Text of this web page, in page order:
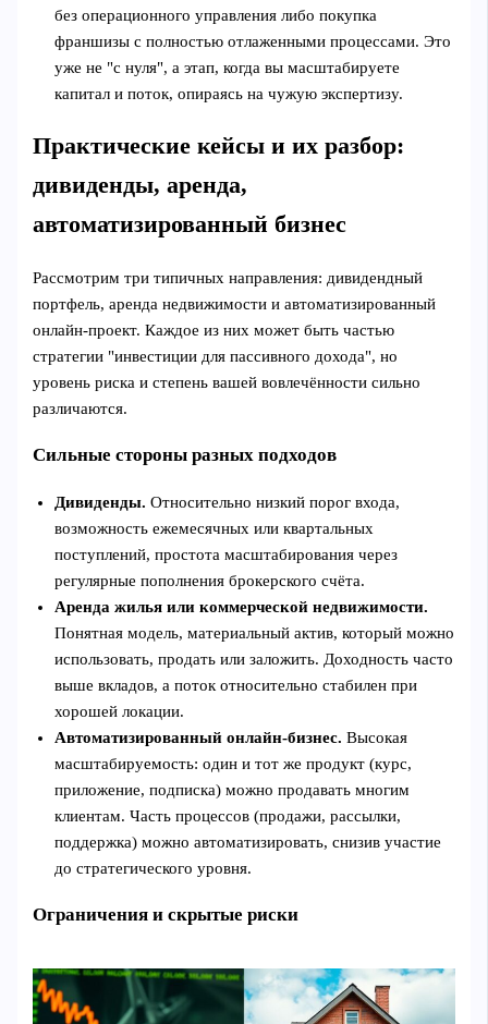
без операционного управления либо покупка
франшизы с полностью отлаженными процессами. Это
уже не "с нуля", а этап, когда вы масштабируете
капитал и поток, опираясь на чужую экспертизу.
Практические кейсы и их разбор:
дивиденды, аренда,
автоматизированный бизнес
Рассмотрим три типичных направления: дивидендный
портфель, аренда недвижимости и автоматизированный
онлайн‑проект. Каждое из них может быть частью
стратегии "инвестиции для пассивного дохода", но
уровень риска и степень вашей вовлечённости сильно
различаются.
Сильные стороны разных подходов
Дивиденды. Относительно низкий порог входа,
возможность ежемесячных или квартальных
поступлений, простота масштабирования через
регулярные пополнения брокерского счёта.
Аренда жилья или коммерческой недвижимости.
Понятная модель, материальный актив, который можно
использовать, продать или заложить. Доходность часто
выше вкладов, а поток относительно стабилен при
хорошей локации.
Автоматизированный онлайн‑бизнес. Высокая
масштабируемость: один и тот же продукт (курс,
приложение, подписка) можно продавать многим
клиентам. Часть процессов (продажи, рассылки,
поддержка) можно автоматизировать, снизив участие
до стратегического уровня.
Ограничения и скрытые риски